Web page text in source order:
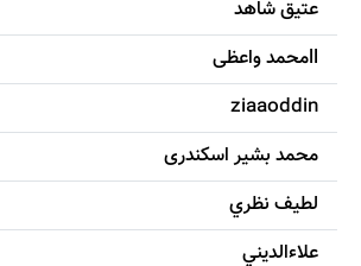
عتیق شاهد
llمحمد واعظی
ziaaoddin
محمد بشیر اسکندری
لطيف نظري
علاءالديني